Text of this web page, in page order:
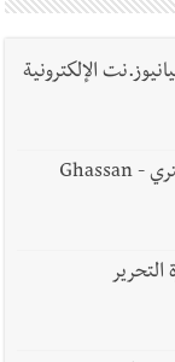
الإلكترونية
الصحافي السفير غسان محمود الزعتري - Ghassan